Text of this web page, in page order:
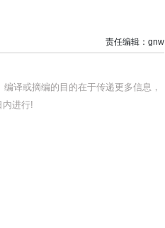
责任编辑：gnw
译或摘编的目的在于传递更多信息，
内进行!